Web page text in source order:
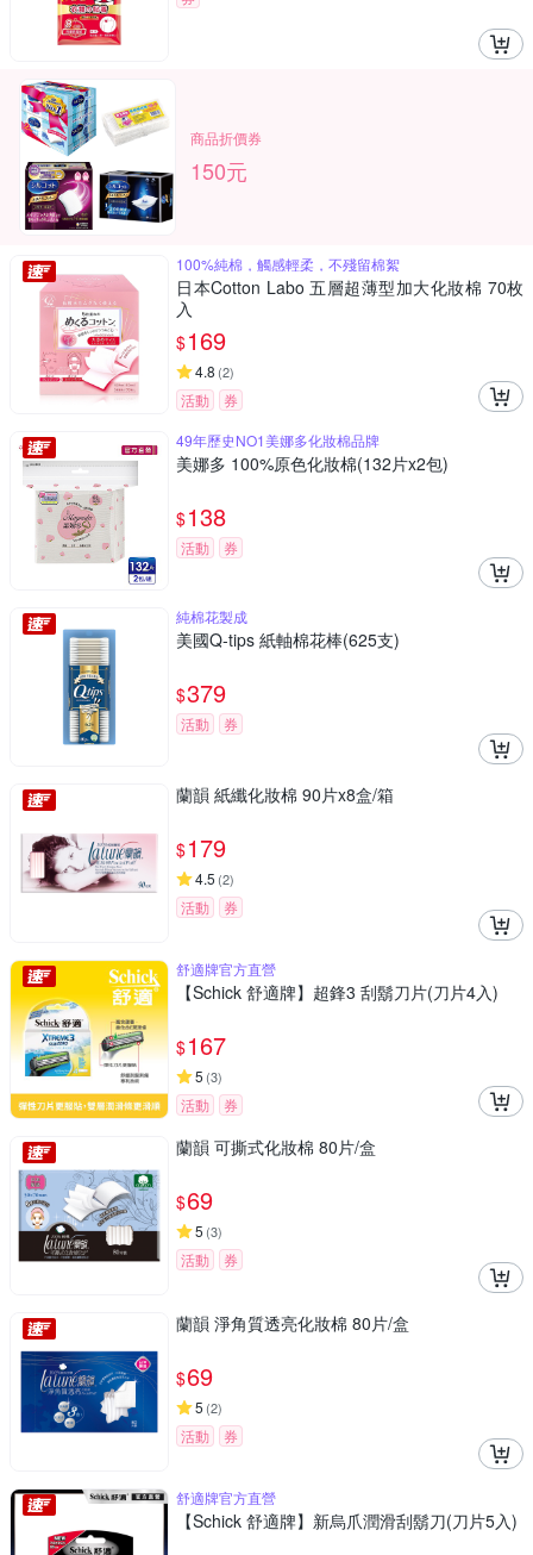
商品折價券
150元
100%純棉，觸感輕柔，不殘留棉絮
日本Cotton Labo 五層超薄型加大化妝棉 70枚
入
$169
4.8 (2)
活動
券
49年歷史NO1美娜多化妝棉品牌
美娜多 100%原色化妝棉(132片x2包)
$138
活動 券
純棉花製成
美國Q-tips 紙軸棉花棒(625支)
$379
活動 券
蘭韻 紙纖化妝棉 90片x8盒/箱
$179
4.5 (2)
活動 券
舒適牌官方直營
【Schick 舒適牌】超鋒3 刮鬍刀片(刀片4入)
$167
5 (3)
活動 券
蘭韻 可撕式化妝棉 80片/盒
$69
5 (3)
活動 券
蘭韻 淨角質透亮化妝棉 80片/盒
$69
5 (2)
活動 券
舒適牌官方直營
【Schick 舒適牌】新烏爪潤滑刮鬍刀(刀片5入)